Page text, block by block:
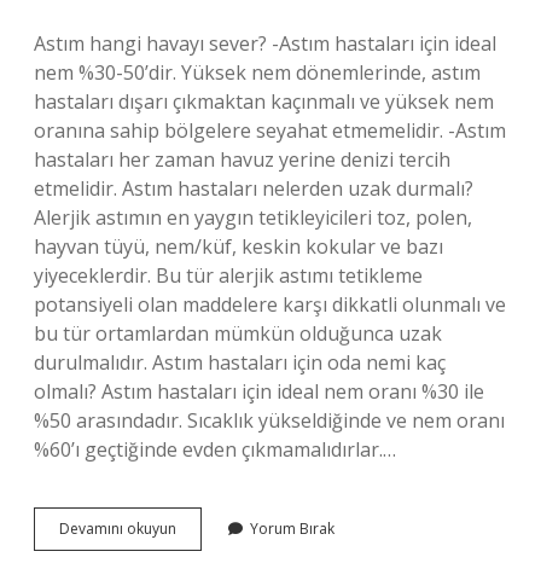
Astım hangi havayı sever? -Astım hastaları için ideal
nem %30-50’dir. Yüksek nem dönemlerinde, astım
hastaları dışarı çıkmaktan kaçınmalı ve yüksek nem
oranına sahip bölgelere seyahat etmemelidir. -Astım
hastaları her zaman havuz yerine denizi tercih
etmelidir. Astım hastaları nelerden uzak durmalı?
Alerjik astımın en yaygın tetikleyicileri toz, polen,
hayvan tüyü, nem/küf, keskin kokular ve bazı
yiyeceklerdir. Bu tür alerjik astımı tetikleme
potansiyeli olan maddelere karşı dikkatli olunmalı ve
bu tür ortamlardan mümkün olduğunca uzak
durulmalıdır. Astım hastaları için oda nemi kaç
olmalı? Astım hastaları için ideal nem oranı %30 ile
%50 arasındadır. Sıcaklık yükseldiğinde ve nem oranı
%60’ı geçtiğinde evden çıkmamalıdırlar.…
Devamını okuyun
Hastasının
Yorum Bırak